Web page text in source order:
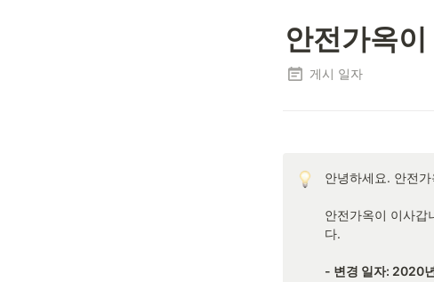
안전가옥
게시 일자
안녕하세요. 안전
안전가옥이 이사갑
다.
- 변경 일자: 2020